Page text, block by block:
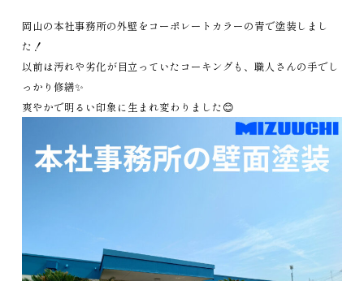
岡山の本社事務所の外壁をコーポレートカラーの青で塗装しまし
た！
以前は汚れや劣化が目立っていたコーキングも、職人さんの手でし
っかり修繕✨
爽やかで明るい印象に生まれ変わりました😊